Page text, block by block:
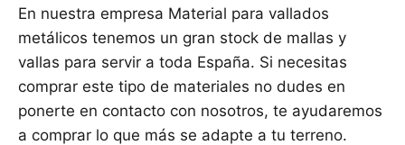
En nuestra empresa Material para vallados
metálicos tenemos un gran stock de mallas y
vallas para servir a toda España. Si necesitas
comprar este tipo de materiales no dudes en
ponerte en contacto con nosotros, te ayudaremos
a comprar lo que más se adapte a tu terreno.